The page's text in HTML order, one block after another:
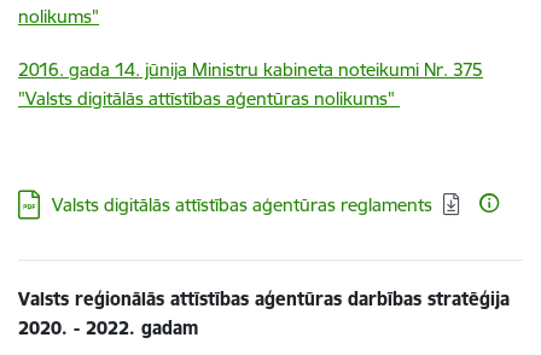
nolikums"
2016. gada 14. jūnija Ministru kabineta noteikumi Nr. 375
"Valsts digitālās attīstības aģentūras nolikums"
Lejupielādēt:
Valsts digitālās attīstības aģentūras reglaments
Valsts reģionālās attīstības aģentūras darbības stratēģija
2020. - 2022. gadam